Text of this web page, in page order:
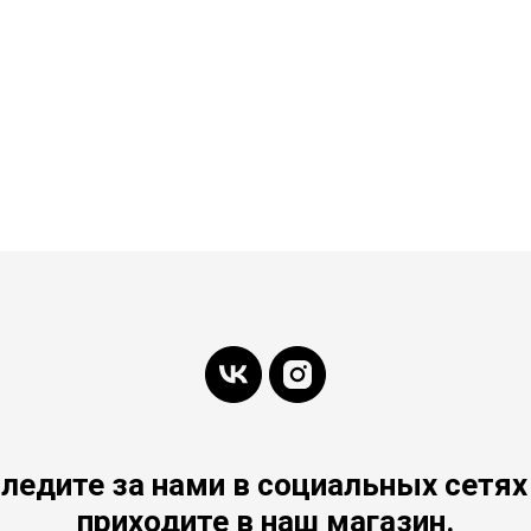
за нами в социальных
приходите в наш магазин.